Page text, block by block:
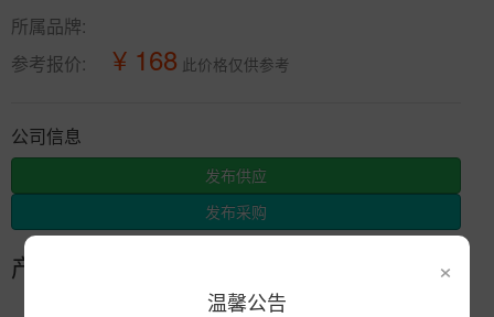
×
温馨公告
所属品牌:
参考报价:
¥ 168 此价格仅供参考
公司信息
发布供应
发布采购
产品参数